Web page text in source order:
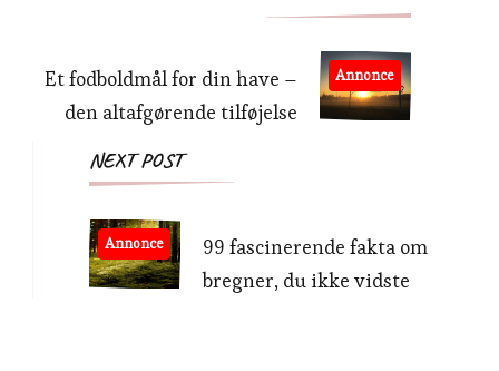
Annonce
Et fodboldmål for din have –
den altafgørende tilføjelse
NEXT POST
Annonce
99 fascinerende fakta om
bregner, du ikke vidste